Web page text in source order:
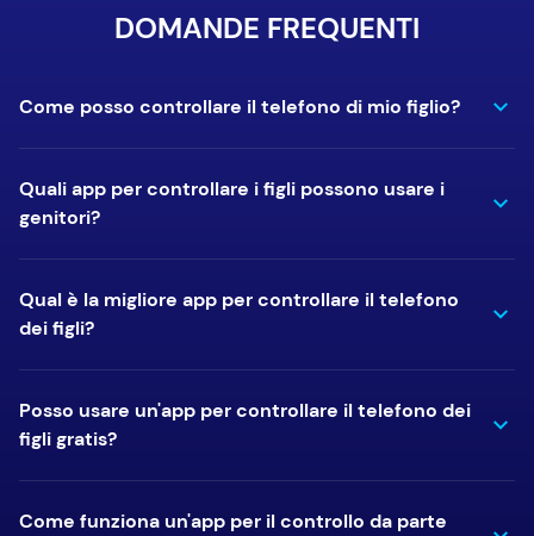
DOMANDE FREQUENTI
Come posso controllare il telefono di mio figlio?
Quali app per controllare i figli possono usare i
genitori?
Qual è la migliore app per controllare il telefono
dei figli?
Posso usare un'app per controllare il telefono dei
figli gratis?
Come funziona un'app per il controllo da parte